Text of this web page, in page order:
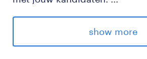
- Je geeft advies over de
zowel bestaande als aan
- Om succesvol te zijn in
show more